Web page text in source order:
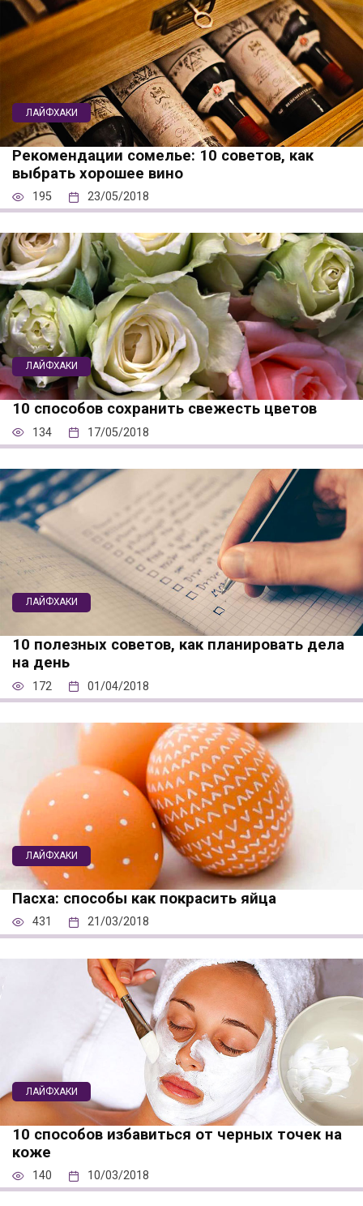
ЛАЙФХАКИ
Рекомендации сомелье: 10 советов, как
выбрать хорошее вино
195 23/05/2018
ЛАЙФХАКИ
10 способов сохранить свежесть цветов
134 17/05/2018
ЛАЙФХАКИ
10 полезных советов, как планировать дела
на день
172 01/04/2018
ЛАЙФХАКИ
Пасха: способы как покрасить яйца
431 21/03/2018
ЛАЙФХАКИ
10 способов избавиться от черных точек на
коже
140 10/03/2018